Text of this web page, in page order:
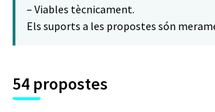
– Viables tècnicament.
Els suports a les propostes són
54 propostes